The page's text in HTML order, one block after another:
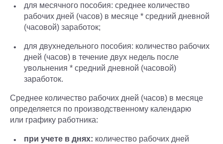
для месячного пособия: среднее количество
рабочих дней (часов) в месяце * средний дневной
(часовой) заработок;
для двухнедельного пособия: количество рабочих
дней (часов) в течение двух недель после
увольнения * средний дневной (часовой)
заработок.
Среднее количество рабочих дней (часов) в месяце
определяется по производственному календарю
или графику работника:
при учете в днях: количество рабочих дней